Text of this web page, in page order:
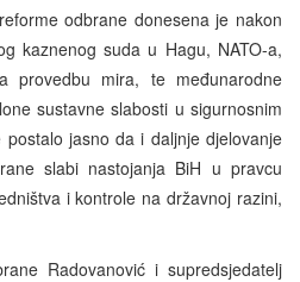
odbrane donesena je nakon
kaznenog suda u Hagu, NATO-a,
provedbu mira, te međunarodne
sustavne slabosti u sigurnosnim
jasno da i daljnje djelovanje
slabi nastojanja BiH u pravcu
i kontrole na državnoj razini,
Radovanović i supredsjedatelj